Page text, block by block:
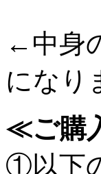
←中身
になり
≪ご購
①以下